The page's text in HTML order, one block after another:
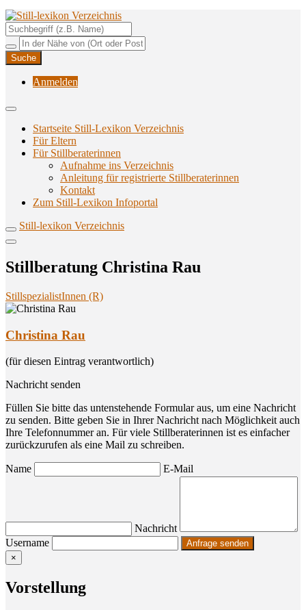
Still-lexikon Verzeichnis
Unterstützungsangebote rund ums Stillen
Anmelden
Startseite Still-Lexikon Verzeichnis
Für Eltern
Für Stillberaterinnen
Aufnahme ins Verzeichnis
Anlei­tung für regis­trier­te Stillberaterinnen
Kon­takt
Zum Still-Lexikon Infoportal
Still-lexikon Verzeichnis
Still­be­ra­tung Chris­ti­na Rau
StillspezialistInnen (R)
Christina Rau
(für diesen Eintrag verantwortlich)
Nachricht senden
Füllen Sie bitte das untenstehende Formular aus, um eine Nachricht
zu senden. Bitte geben Sie in Ihrer Nachricht nach Möglichkeit auch
Ihre Telefonnummer an. Für viele Stillberaterinnen ist es einfacher
zurückzurufen als eine Mail zu schreiben.
Name E-Mail
Nachricht
Username
×
Vor­stel­lung